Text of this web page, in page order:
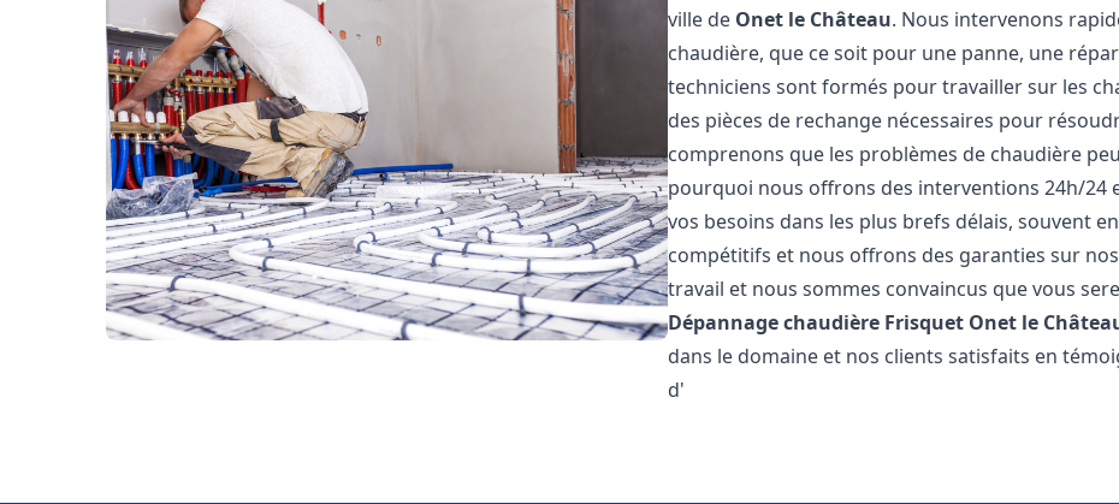
ville de Onet le Château. Nous intervenons
chaudière, que ce soit pour une panne, une
techniciens sont formés pour travailler sur les
des pièces de rechange nécessaires pour
comprenons que les problèmes de chaudière
pourquoi nous offrons des interventions 24h/24
vos besoins dans les plus brefs délais, souvent
compétitifs et nous offrons des garanties sur
travail et nous sommes convaincus que vous
Dépannage chaudière Frisquet Onet le
dans le domaine et nos clients satisfaits en
d'